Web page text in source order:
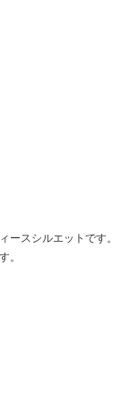
ースシルエットです。
。